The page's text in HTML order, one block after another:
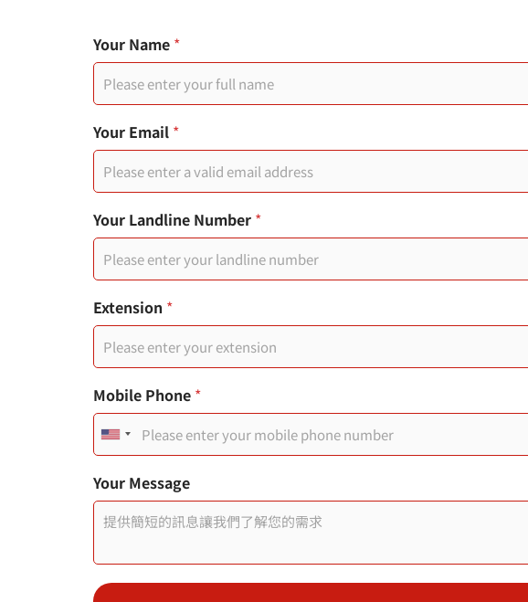
Your Name *
Your Email *
Your Landline Number *
使
用
者
e
s
g
e
Extension *
Mobile Phone *
U
n
i
e
您
的
姓
名
用
者
Your Message